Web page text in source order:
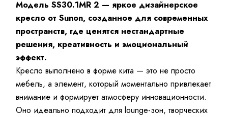
Модель SS30.1MR 2 — яркое дизайнерское
кресло от Sunon, созданное для современных
пространств, где ценятся нестандартные
решения, креативность и эмоциональный
эффект.
Кресло выполнено в форме кита — это не просто
мебель, а элемент, который моментально привлекает
внимание и формирует атмосферу инновационности.
Оно идеально подходит для lounge-зон, творческих